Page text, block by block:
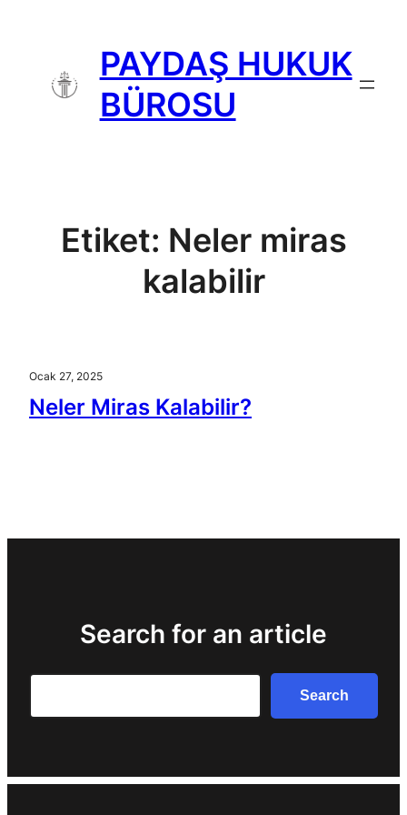
PAYDAŞ HUKUK
BÜROSU
Etiket: Neler miras
kalabilir
Ocak 27, 2025
Neler Miras Kalabilir?
Search for an article
Search